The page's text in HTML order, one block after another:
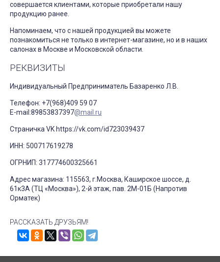
совершается клиентами, которые приобретали нашу
продукцию ранее.
Напоминаем, что с нашей продукцией вы можете
познакомиться не только в интернет-магазине, но и в наших
салонах в Москве и Московской области.
РЕКВИЗИТЫ
Индивидуальный Предприниматель Базаренко Л.В.
Телефон: +7(968)409 59 07
E-mail:89853837397@mail.ru
Страничка VK https://vk.com/id723039437
ИНН: 500717619278
ОГРНИП: 317774600325661
Адрес магазина: 115563, г.Москва, Каширское шоссе, д.
61к3А (ТЦ «Москва»), 2-й этаж, пав. 2М-01Б (Напротив
Орматек)
РАССКАЗАТЬ ДРУЗЬЯМ!